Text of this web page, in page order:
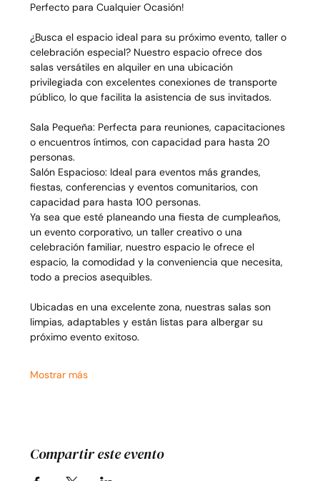
Perfecto para Cualquier Ocasión!
¿Busca el espacio ideal para su próximo evento, taller o
celebración especial? Nuestro espacio ofrece dos
salas versátiles en alquiler en una ubicación
privilegiada con excelentes conexiones de transporte
público, lo que facilita la asistencia de sus invitados.
Sala Pequeña: Perfecta para reuniones, capacitaciones
o encuentros íntimos, con capacidad para hasta 20
personas.
Salón Espacioso: Ideal para eventos más grandes,
fiestas, conferencias y eventos comunitarios, con
capacidad para hasta 100 personas.
Ya sea que esté planeando una fiesta de cumpleaños,
un evento corporativo, un taller creativo o una
celebración familiar, nuestro espacio le ofrece el
espacio, la comodidad y la conveniencia que necesita,
todo a precios asequibles.
Ubicadas en una excelente zona, nuestras salas son
limpias, adaptables y están listas para albergar su
próximo evento exitoso.
Mostrar más
Compartir este evento